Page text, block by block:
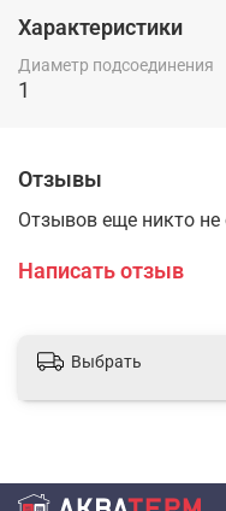
Характеристики
Диаметр подсоединения
1
Отзывы
Отзывов еще никто не
Написать отзыв
Выбрать